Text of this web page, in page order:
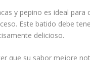
y pepino es ideal
Este batido debe
delicioso.
que su sabor mejore